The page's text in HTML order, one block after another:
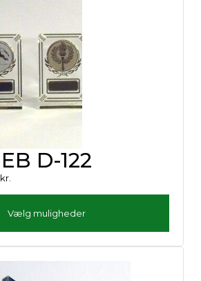
EB D-122
kr.
Vælg muligheder